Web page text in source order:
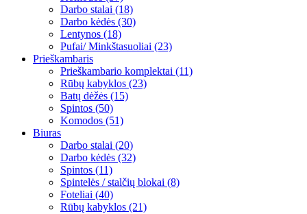
Darbo stalai (18)
Darbo kėdės (30)
Lentynos (18)
Pufai/ Minkštasuoliai (23)
Prieškambaris
Prieškambario komplektai (11)
Rūbų kabyklos (23)
Batų dėžės (15)
Spintos (50)
Komodos (51)
Biuras
Darbo stalai (20)
Darbo kėdės (32)
Spintos (11)
Spintelės / stalčių blokai (8)
Foteliai (40)
Rūbų kabyklos (21)